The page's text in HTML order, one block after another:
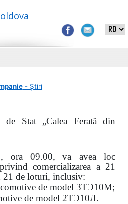
- Știri
Stat „Calea Ferată din
ora 09.00,
va avea loc
comercializarea a 21
21 de loturi, inclusiv:
de model 3ТЭ10М;
de model 2ТЭ10Л.